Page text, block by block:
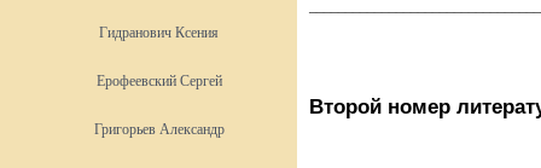
Гидранович Ксения
Ерофеевский Сергей
Григорьев Александр
Второй номер